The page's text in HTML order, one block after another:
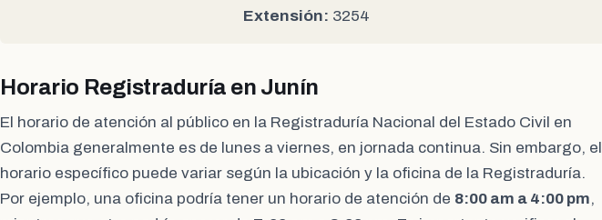
Extensión: 3254
Horario Registraduría en Junín
El horario de atención al público en la Registraduría Nacional del Estado Civil en
Colombia generalmente es de lunes a viernes, en jornada continua. Sin embargo, el
horario específico puede variar según la ubicación y la oficina de la Registraduría.
Por ejemplo, una oficina podría tener un horario de atención de 8:00 am a 4:00 pm,